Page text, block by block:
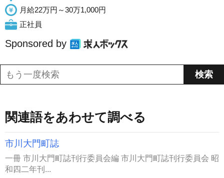
月給22万円～30万1,000円
正社員
Sponsored by
関連語をあわせて調べる
市川大門町誌
一冊 市川大門町誌刊行委員会編 市川大門町誌刊行委員会 昭
和四二年刊...